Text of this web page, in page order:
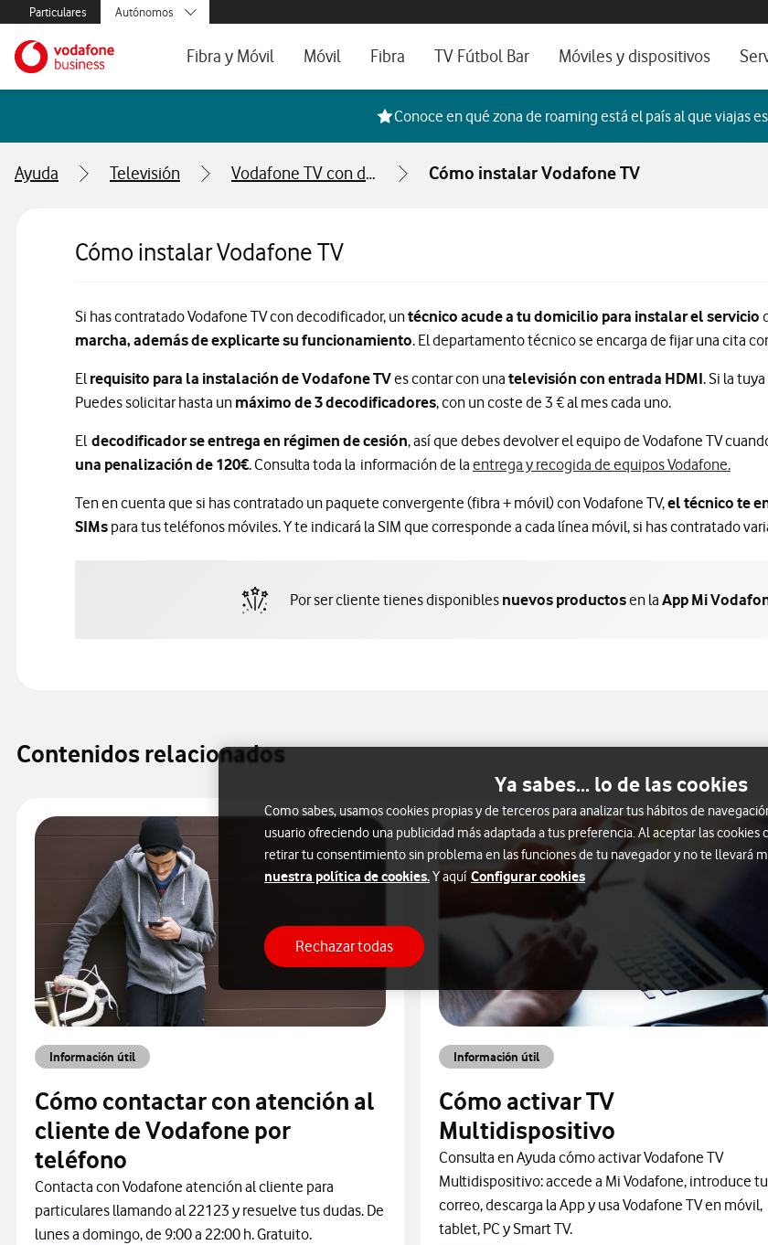
Menús secundarios. Enlace a particulares, empresas y autónomos, ayuda e idioma
Particulares
Menus de segmentación para empresas y autónomos
Autónomos
y AA.PP.
Ir a la pagina principal de vodafone.esFibra y Móvil
Configura tu tarifa
Mi Negocio Pro
Móvil
Tarifas de Móvil
Líneas adicionales
Fibra
Tarifas de Fibra óptica
Cobertura de Fibra
Teléfono fijo
TV Fútbol Bar Móviles y dispositivos
Catálogo de móviles
Ordenadores
Ver todos
Por
Conoce en qué zona de roaming está el país al que viajas
Ayuda Televisión Vodafone TV con decodificador Cómo instalar Vodafone TV
Cómo instalar Vodafone TV
Si has contratado Vodafone TV con decodificador, untécnico acude a tu domicilio para instalar el servicio
marcha, además de explicarte su funcionamiento. El departamento técnico se encarga de fijar una cita
Elrequisito para la instalación de Vodafone TVes contar con una televisión con entrada HDMI. Si la
Puedes solicitar hasta un máximo de 3 decodificadores, con un coste de 3 € al mes cada uno.
El decodificador se entrega en régimen de cesión, así que debes devolver el equipo de Vodafone TV
una penalización de 120€. Consulta toda la información de la entrega y recogida de equipos Vodafone.
Ten en cuenta que si has contratado un paquete convergente (fibra + móvil) con Vodafone TV,el técnico te
SIMs para tus teléfonos móviles. Y te indicará la SIM que corresponde a cada línea móvil, si has contratado
Por ser cliente tienes disponibles nuevos productosen laApp Mi
Contenidos relacionados
Información útil
Cómo contactar con atención al
cliente de Vodafone por
teléfono
Contacta con Vodafone atención al cliente para
particulares llamando al 22123 y resuelve tus dudas. De
lunes a domingo, de 9:00 a 22:00 h. Gratuito.
Información útil
Cómo activar TV
Multidispositivo
Consulta en Ayuda cómo activar Vodafone TV
Multidispositivo: accede a Mi Vodafone, introduce tu
correo, descarga la App y usa Vodafone TV en móvil,
tablet, PC y Smart TV.
Ya sabes... lo de las cookies
Como sabes, usamos cookies propias y de terceros para analizar tus hábitos de
usuario ofreciendo una publicidad más adaptada a tus preferencia. Al aceptar las cookies
retirar tu consentimiento sin problema en las funciones de tu navegador y no te llevará
nuestra política de cookies.Y aquí Configurar cookies
Rechazar todas